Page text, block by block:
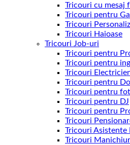
Tricouri cu mesaj
Tricouri pentru
Tricouri
Tricouri Haioase
Tricouri Job-uri
Tricouri pentru
Tricouri pentru
Tricouri
Tricouri pentru
Tricouri pentru
Tricouri pentru DJ
Tricouri pentru
Tricouri
Tricouri Asistente
Tricouri